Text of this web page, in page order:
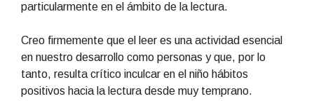
particularmente en el ámbito de la lectura.
Creo firmemente que el leer es una actividad esencial
en nuestro desarrollo como personas y que, por lo
tanto, resulta crítico inculcar en el niño hábitos
positivos hacia la lectura desde muy temprano.